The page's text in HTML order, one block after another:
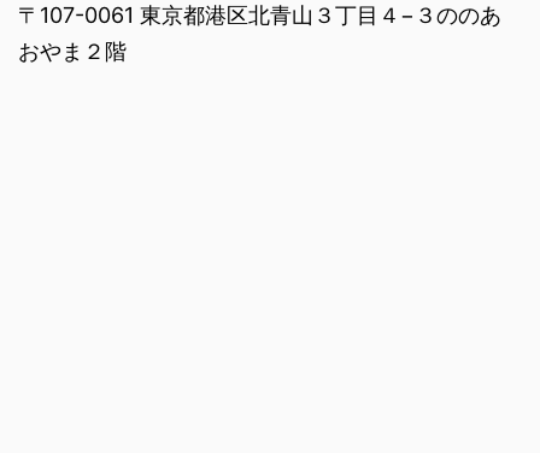
〒107-0061 東京都港区北青山３丁目４−３ののあ
おやま２階